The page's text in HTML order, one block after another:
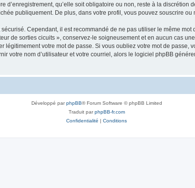
d’enregistrement, qu’elle soit obligatoire ou non, reste à la discrétion
publiquement. De plus, dans votre profil, vous pouvez souscrire
Cependant, il est recommandé de ne pas utiliser le même
de sorties cicuits », conservez-le soigneusement et en aucun cas
légitimement votre mot de passe. Si vous oubliez votre mot de passe,
votre nom d’utilisateur et votre courriel, alors le logiciel phpBB
Développé parphpBB® Forum Software © phpBB Limited
Traduit parphpBB-fr.com
Confidentialité | Conditions